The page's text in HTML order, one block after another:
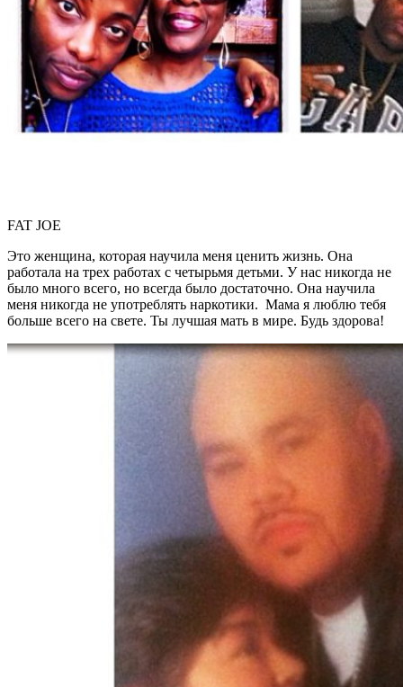
FAT JOE
Это женщина, которая научила меня ценить жизнь. Она
работала на трех работах с четырьмя детьми. У нас никогда не
было много всего, но всегда было достаточно. Она научила
меня никогда не употреблять наркотики. Мама я люблю тебя
больше всего на свете. Ты лучшая мать в мире. Будь здорова!